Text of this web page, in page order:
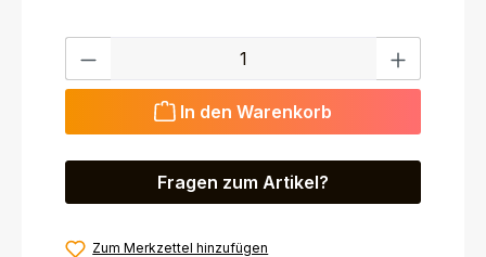
Produkt Anzahl: Gib den gewünschten Wert ein
In den Warenkorb
Fragen zum Artikel?
Zum Merkzettel hinzufügen